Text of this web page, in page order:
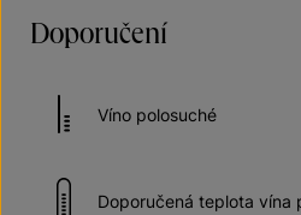
Doporučení
Víno polosuché
Doporučená teplota vína